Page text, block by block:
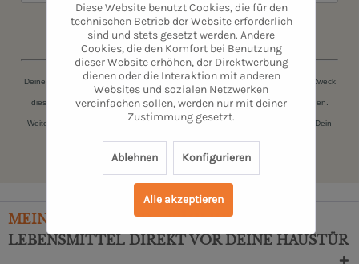
JETZT ANMELDEN
Deine persönlichen Daten (Name, E-Mail-Adresse) werden ausschließlich zum Zweck
dieser Zusendungen gespeichert. Du kannst Dich jederzeit kostenfrei abmelden.
Weitere Informationen findest Du in unsererDatenschutzerklärung . Danke für Dein
Vertrauen.
MEIN MARKTSTAND– TÄGLICHE FRISCHE
LEBENSMITTEL DIREKT VOR DEINE HAUSTÜR
Diese Website benutzt Cookies, die für den
technischen Betrieb der Website erforderlich
sind und stets gesetzt werden. Andere
Cookies, die den Komfort bei Benutzung
dieser Website erhöhen, der Direktwerbung
dienen oder die Interaktion mit anderen
Websites und sozialen Netzwerken
vereinfachen sollen, werden nur mit deiner
Zustimmung gesetzt.
Ablehnen Konfigurieren
Alle akzeptieren